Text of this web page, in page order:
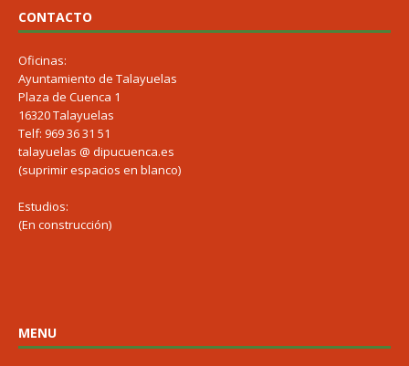
CONTACTO
Oficinas:
Ayuntamiento de Talayuelas
Plaza de Cuenca 1
16320 Talayuelas
Telf: 969 36 31 51
talayuelas @ dipucuenca.es
(suprimir espacios en blanco)
Estudios:
(En construcción)
MENU